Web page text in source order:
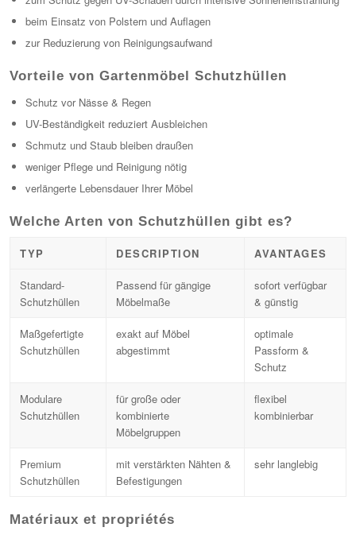
beim Einsatz von Polstern und Auflagen
zur Reduzierung von Reinigungsaufwand
Vorteile von Gartenmöbel Schutzhüllen
Schutz vor Nässe & Regen
UV-Beständigkeit reduziert Ausbleichen
Schmutz und Staub bleiben draußen
weniger Pflege und Reinigung nötig
verlängerte Lebensdauer Ihrer Möbel
Welche Arten von Schutzhüllen gibt es?
TYP DESCRIPTION AVANTAGES
Standard-
Schutzhüllen
Passend für gängige
Möbelmaße
sofort verfügbar
& günstig
Maßgefertigte
Schutzhüllen
exakt auf Möbel
abgestimmt
optimale
Passform &
Schutz
Modulare
Schutzhüllen
für große oder
kombinierte
Möbelgruppen
flexibel
kombinierbar
Premium
Schutzhüllen
mit verstärkten Nähten &
Befestigungen
sehr langlebig
Matériaux et propriétés